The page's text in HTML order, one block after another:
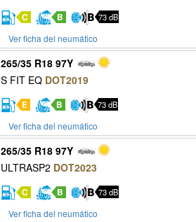
C B 73 dB
Ver ficha del neumático
265/35 R18 97Y
S FIT EQ DOT2019
E B 73 dB
Ver ficha del neumático
265/35 R18 97Y
ULTRASP2 DOT2023
C B 73 dB
Ver ficha del neumático